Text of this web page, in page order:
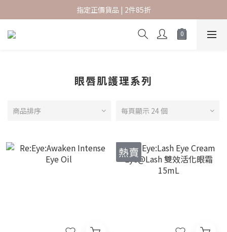
指定正價貨品 | 2件85折
指定正價貨品 | 2件85折
香港本地訂單滿 $600 免運費
眼唇肌護理系列
商品排序 每頁顯示 24 個
熱賣